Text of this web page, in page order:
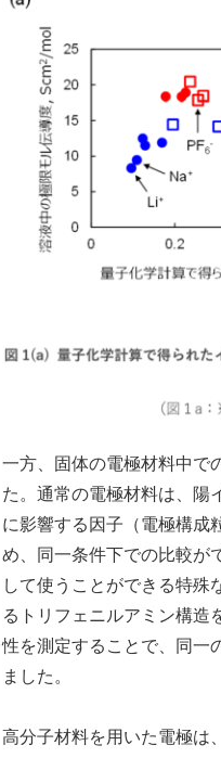
一方、固体の電極材料中で
た。通常の電極材料は、陽
に影響する因子（電極構成
め、同一条件下での比較が
して使うことができる特殊
るトリフェニルアミン構造
性を測定することで、同一
ました。
高分子材料を用いた電極は